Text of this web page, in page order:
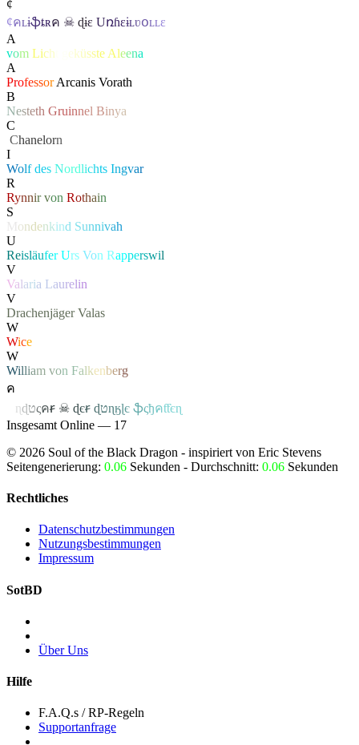
¢
¢คʟɨֆȶʀค ☠ ɖɨɛ Uռɦɛɨʟʋօʟʟɛ
A
vom Lich eküsste Aleena
A
ProfessorArcanis Vorath
B
Nesteth Gruinnel Binya
C
Chanelorn
I
Wolfdes Nordlichts Ingvar
R
Rynnir von Rothain
S
ondenkind Sunnivah
U
ReisläuferUrs Von Rapperswil
V
Valaria Laurelin
V
Drachenjäger Valas
W
Wice
W
William von Falkenberg
ค
ɳɖטςคꞧ ☠ ɖєꞧ ɖטɳӄɭє ֆςђคƭƭєɳ
Insgesamt Online — 17
© 2026 Soul of the Black Dragon - inspiriert von Eric Stevens
Seitengenerierung: 0.06 Sekunden - Durchschnitt: 0.06 Sekunden
Rechtliches
Datenschutzbestimmungen
Nutzungsbestimmungen
Impressum
SotBD
Über Uns
Hilfe
F.A.Q.s / RP-Regeln
Supportanfrage